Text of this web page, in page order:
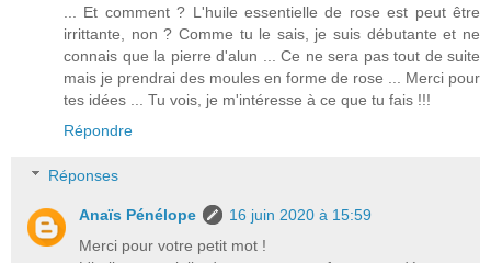
... Et comment ? L'huile essentielle de rose est peut être
irrittante, non ? Comme tu le sais, je suis débutante et ne
connais que la pierre d'alun ... Ce ne sera pas tout de suite
mais je prendrai des moules en forme de rose ... Merci pour
tes idées ... Tu vois, je m'intéresse à ce que tu fais !!!
Répondre
Réponses
Anaïs Pénélope
16 juin 2020 à 15:59
Merci pour votre petit mot !